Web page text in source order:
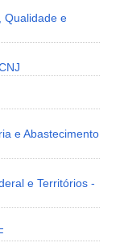
Qualidade e
e Abastecimento
e Territórios -